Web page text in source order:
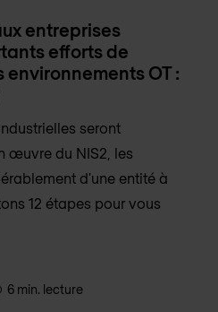
entreprises
efforts de
OT :
seront
œuvre du NIS2, les
d'une entité à
12 étapes pour vous
6 min. lecture